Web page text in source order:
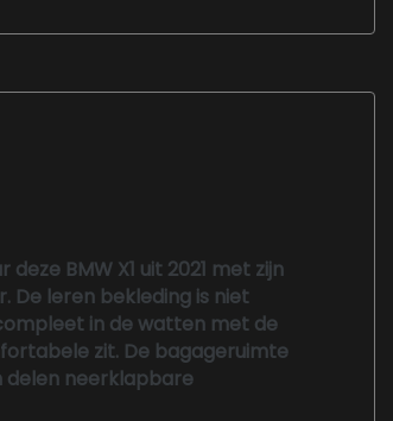
snelheidsafhankelijk
BMW X1 uit 2021 met zijn
De leren bekleding is niet
in de watten met de
zit. De bagageruimte
delen neerklapbare